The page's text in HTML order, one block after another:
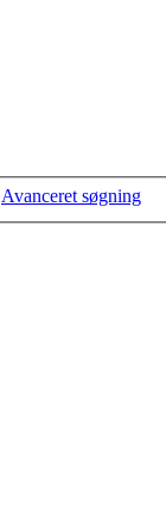
Avanceret søgning